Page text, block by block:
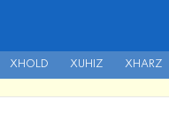
XHOLD XUHIZ XHARZ